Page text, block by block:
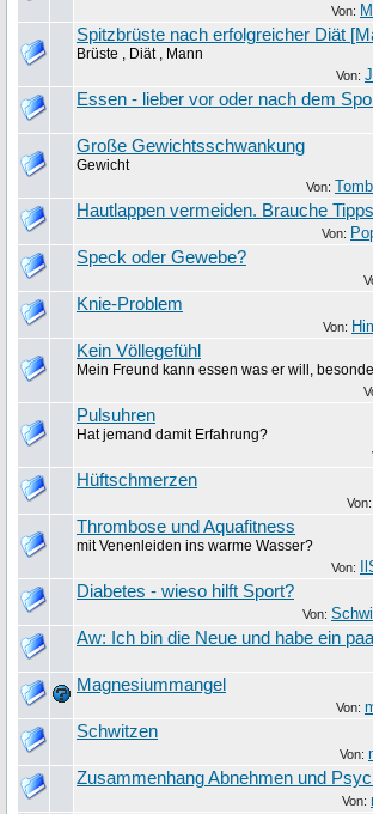
Von:
Spitzbrüste nach erfolgreicher Diät
Brüste , Diät , Mann
Von:
Essen - lieber vor oder nach dem
Große Gewichtsschwankung
Gewicht
Von:
Hautlappen vermeiden. Brauche Tipps
Von:
Speck oder Gewebe?
Knie-Problem
Von:
Kein Völlegefühl
Mein Freund kann essen was er will,
Pulsuhren
Hat jemand damit Erfahrung?
Hüftschmerzen
Von:
Thrombose und Aquafitness
mit Venenleiden ins warme Wasser?
Von:
Diabetes - wieso hilft Sport?
Von:
Aw: Ich bin die Neue und habe ein
Magnesiummangel
Von:
Schwitzen
Von:
Zusammenhang Abnehmen und
Von: